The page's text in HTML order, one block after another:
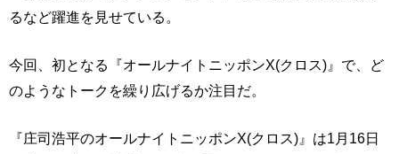
るなど躍進を見せている。
今回、初となる『オールナイトニッポンX(クロス)』で、ど
のようなトークを繰り広げるか注目だ。
『庄司浩平のオールナイトニッポンX(クロス)』は1月16日